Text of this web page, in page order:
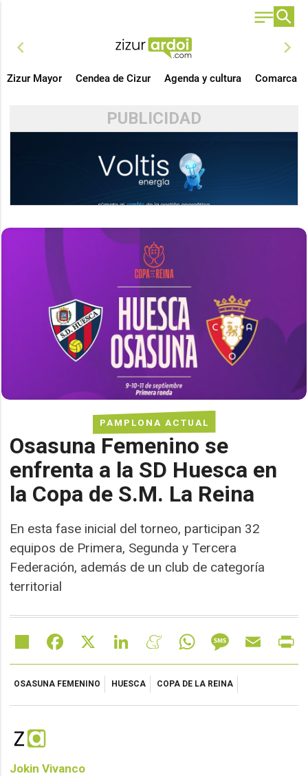
chevron_left chevron_right
Zizur Mayor Cendea de Cizur Agenda y cultura Comarca
PUBLICIDAD
PAMPLONA ACTUAL
Osasuna Femenino se
enfrenta a la SD Huesca en
la Copa de S.M. La Reina
En esta fase inicial del torneo, participan 32
equipos de Primera, Segunda y Tercera
Federación, además de un club de categoría
territorial
Share Facebook LinkedIn MeneameWhatsAppMessageEmail
OSASUNA FEMENINO HUESCA COPA DE LA REINA
Jokin Vivanco